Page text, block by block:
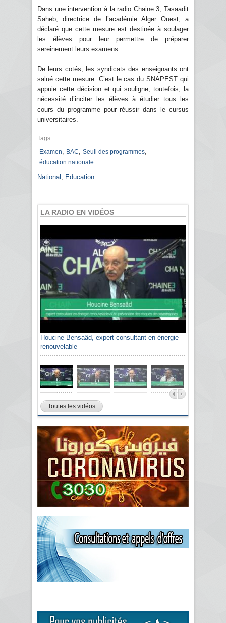
Dans une intervention à la radio Chaine 3, Tasaadit
Saheb, directrice de l’académie Alger Ouest, a
déclaré que cette mesure est destinée à soulager
les élèves pour leur permettre de préparer
sereinement leurs examens.
De leurs cotés, les syndicats des enseignants ont
salué cette mesure. C’est le cas du SNAPEST qui
appuie cette décision et qui souligne, toutefois, la
nécessité d’inciter les élèves à étudier tous les
cours du programme pour réussir dans le cursus
universitaires.
Tags:
Examen
BAC Seuil des programmes
éducation nationale
National Education
LA RADIO EN VIDÉOS
Houcine Bensaâd, expert consultant en énergie
renouvelable
Toutes les vidéos